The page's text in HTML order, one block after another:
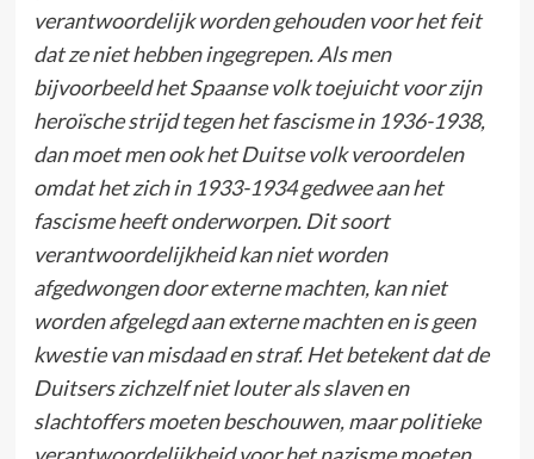
verantwoordelijk worden gehouden voor het feit
dat ze niet hebben ingegrepen. Als men
bijvoorbeeld het Spaanse volk toejuicht voor zijn
heroïsche strijd tegen het fascisme in 1936-1938,
dan moet men ook het Duitse volk veroordelen
omdat het zich in 1933-1934 gedwee aan het
fascisme heeft onderworpen. Dit soort
verantwoordelijkheid kan niet worden
afgedwongen door externe machten, kan niet
worden afgelegd aan externe machten en is geen
kwestie van misdaad en straf. Het betekent dat de
Duitsers zichzelf niet louter als slaven en
slachtoffers moeten beschouwen, maar politieke